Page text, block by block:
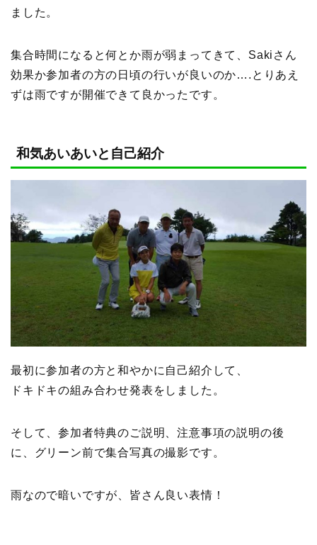
ました。
集合時間になると何とか雨が弱まってきて、Sakiさん
効果か参加者の方の日頃の行いが良いのか….とりあえ
ずは雨ですが開催できて良かったです。
和気あいあいと自己紹介
最初に参加者の方と和やかに自己紹介して、
ドキドキの組み合わせ発表をしました。
そして、参加者特典のご説明、注意事項の説明の後
に、グリーン前で集合写真の撮影です。
雨なので暗いですが、皆さん良い表情！